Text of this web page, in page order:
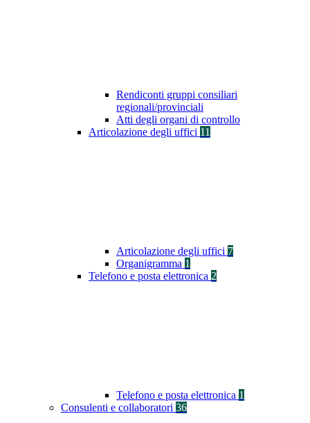
Rendiconti gruppi consiliari
regionali/provinciali
Atti degli organi di controllo
Articolazione degli uffici 11
Articolazione degli uffici 7
Organigramma 1
Telefono e posta elettronica 2
Telefono e posta elettronica 1
Consulenti e collaboratori 36